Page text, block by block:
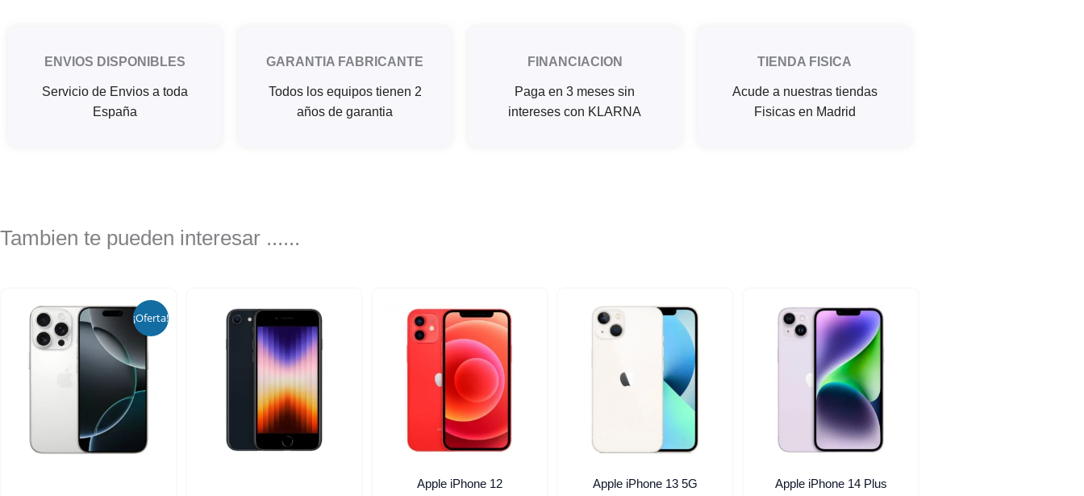
ENVIOS DISPONIBLES
Servicio de Envios a toda
España
GARANTIA FABRICANTE
Todos los equipos tienen 2
años de garantia
FINANCIACION
Paga en 3 meses sin
intereses con KLARNA
TIENDA FISICA
Acude a nuestras tiendas
Fisicas en Madrid
Tambien te pueden interesar ......
¡Oferta!
precio
original
era:
1.349,00 €.
precio
actual
es:
1.339,00 €.
Apple iPhone 12
Apple iPhone 13 5G
Apple iPhone 14 Plus